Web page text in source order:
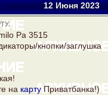
12 Июня 2023
Pa 3515
кнопки/заглушка
на картуПриватбанка!)